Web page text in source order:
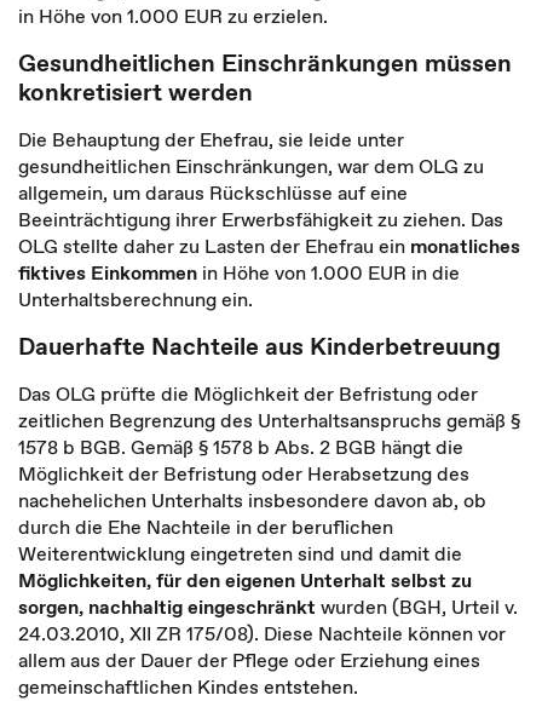
in Höhe von 1.000 EUR zu erzielen.
Gesundheitlichen Einschränkungen müssen
konkretisiert werden
Die Behauptung der Ehefrau, sie leide unter
gesundheitlichen Einschränkungen, war dem OLG zu
allgemein, um daraus Rückschlüsse auf eine
Beeinträchtigung ihrer Erwerbsfähigkeit zu ziehen. Das
OLG stellte daher zu Lasten der Ehefrau ein monatliches
fiktives Einkommen in Höhe von 1.000 EUR in die
Unterhaltsberechnung ein.
Dauerhafte Nachteile aus Kinderbetreuung
Das OLG prüfte die Möglichkeit der Befristung oder
zeitlichen Begrenzung des Unterhaltsanspruchs gemäß §
1578 b BGB. Gemäß § 1578 b Abs. 2 BGB hängt die
Möglichkeit der Befristung oder Herabsetzung des
nachehelichen Unterhalts insbesondere davon ab, ob
durch die Ehe Nachteile in der beruflichen
Weiterentwicklung eingetreten sind und damit die
Möglichkeiten, für den eigenen Unterhalt selbst zu
sorgen, nachhaltig eingeschränkt wurden (BGH, Urteil v.
24.03.2010, XII ZR 175/08). Diese Nachteile können vor
allem aus der Dauer der Pflege oder Erziehung eines
gemeinschaftlichen Kindes entstehen.